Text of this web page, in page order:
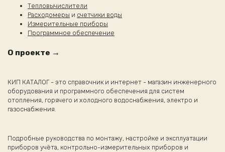
Тепловычислители
Расходомеры и счетчики воды
Измерительные приборы
Программное обеспечение
О проекте →
КИП КАТАЛОГ - это справочник и интернет - магазин инженерного
оборудования и программного обеспечения для систем
отопления, горячего и холодного водоснабжения, электро и
газоснабжения.
Подробные руководства по монтажу, настройке и эксплуатации
приборов учёта, контрольно-измерительных приборов и